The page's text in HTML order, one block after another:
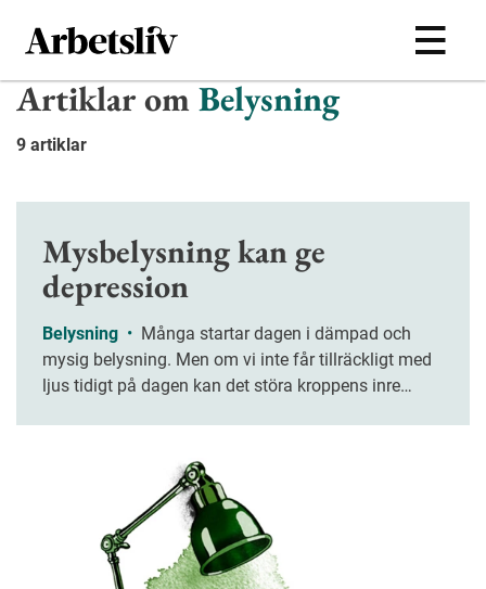
Hoppa till huvudinnehållet
Artiklar omBelysning
9 artiklar
Mysbelysning kan ge
depression
Belysning •
mysig belysning. Men om vi inte får tillräckligt med
ljus tidigt på dagen kan det störa kroppens inre